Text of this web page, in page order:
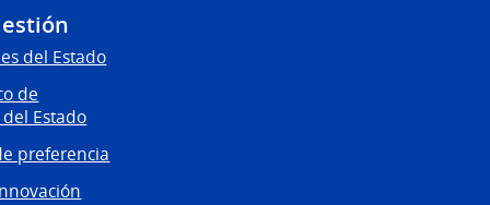
del Estado
de
Estado
preferencia